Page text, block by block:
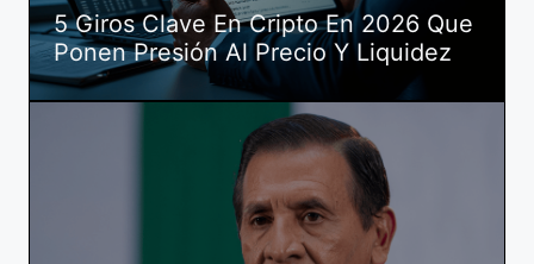
5 Giros Clave En Cripto En 2026 Que
Ponen Presión Al Precio Y Liquidez